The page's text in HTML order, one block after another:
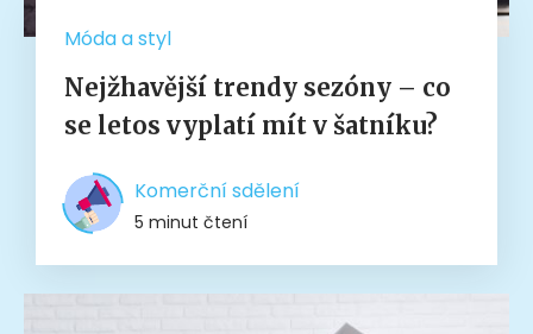
Móda a styl
Nejžhavější trendy sezóny – co
se letos vyplatí mít v šatníku?
Komerční sdělení
5 minut čtení